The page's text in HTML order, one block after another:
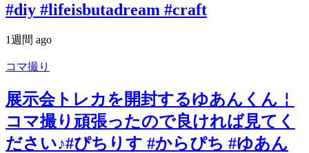
#diy #lifeisbutadream #craft
1週間 ago
コマ撮り
展示会トレカを開封するゆあんくん￤
コマ撮り頑張ったので良ければ見てく
ださい♪#ぴちりす #からぴち #ゆあん